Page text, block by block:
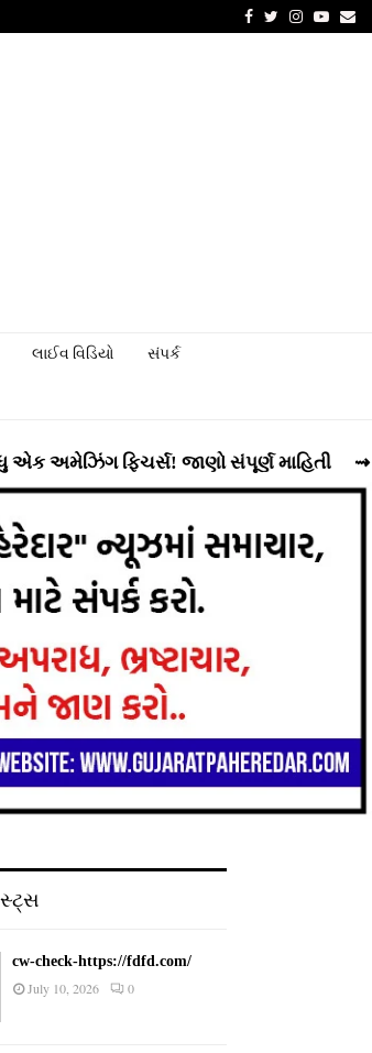
FacebookTwitter
Instagram
લાઈવ વિડિયો સંપર્ક
ફિચર્સ! જાણો સંપૂર્ણ માહિતી ⇝
cw-check-https://fdfd.com/
July 10, 2026 0